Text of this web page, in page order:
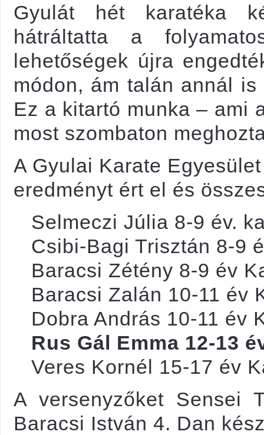
Gyulát hét karatéka
hátráltatta a
lehetőségek újra
módon, ám talán annál
Ez a kitartó munka – ami
most szombaton
A Gyulai Karate
eredményt ért el és
Selmeczi Júlia 8-9 év.
Csibi-Bagi Trisztán 8-9
Baracsi Zétény 8-9 év
Baracsi Zalán 10-11 év
Dobra András 10-11 év
Rus Gál Emma 12-13
Veres Kornél 15-17 év
A versenyzőket Sensei
Baracsi István 4. Dan